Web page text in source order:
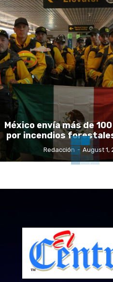
México envía más de
por incendios
Redacción - August 1,